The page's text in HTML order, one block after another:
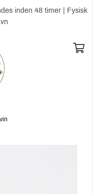
inden 48 timer | Fysisk